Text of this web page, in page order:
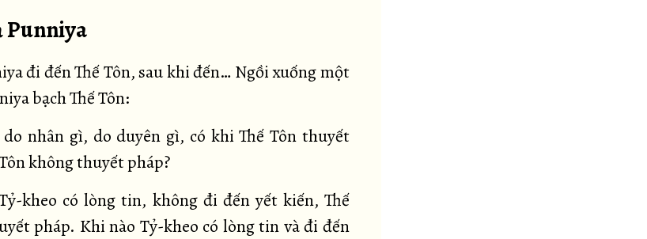
Punniya
đi đến Thế Tôn, sau khi đến… Ngồi xuống một
bạch Thế Tôn:
nhân gì, do duyên gì, có khi Thế Tôn thuyết
không thuyết pháp?
kheo có lòng tin, không đi đến yết kiến, Thế
pháp. Khi nào Tỷ-kheo có lòng tin và đi đến